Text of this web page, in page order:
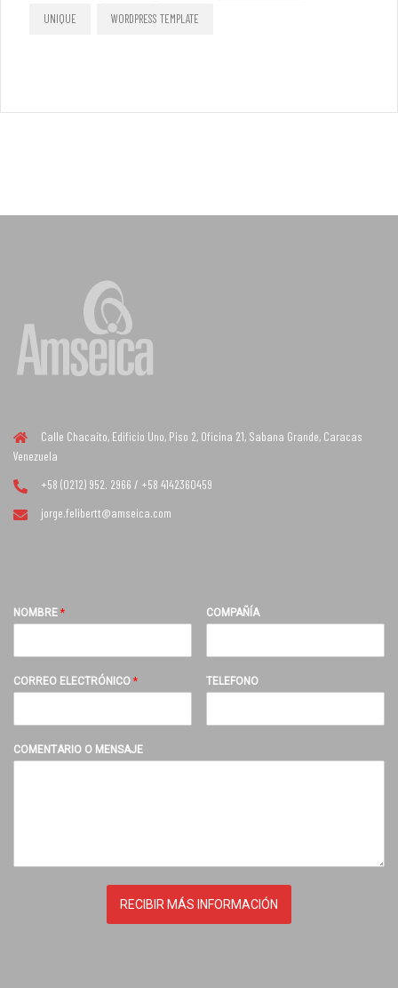
UNIQUE WORDPRESS TEMPLATE
Calle Chacaíto, Edificio Uno, Piso 2, Oficina 21, Sabana Grande, Caracas
Venezuela
+58 (0212) 952. 2966 / +58 4142360459
jorge.felibertt@amseica.com
NOMBRE * COMPAÑÍA
CORREO ELECTRÓNICO * TELEFONO
COMENTARIO O MENSAJE
RECIBIR MÁS INFORMACIÓN